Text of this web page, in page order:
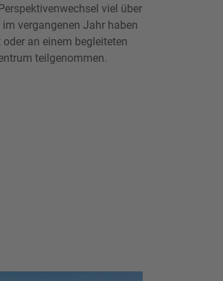
viel über
vergangenen Jahr haben
an einem begleiteten
teilgenommen.